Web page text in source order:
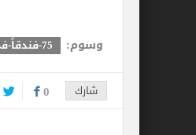
وسوم: 75-فندقاً-في-دبي-تخفض-أسعارها-50%-خلال-مهرجان-التسوق
شارك 0